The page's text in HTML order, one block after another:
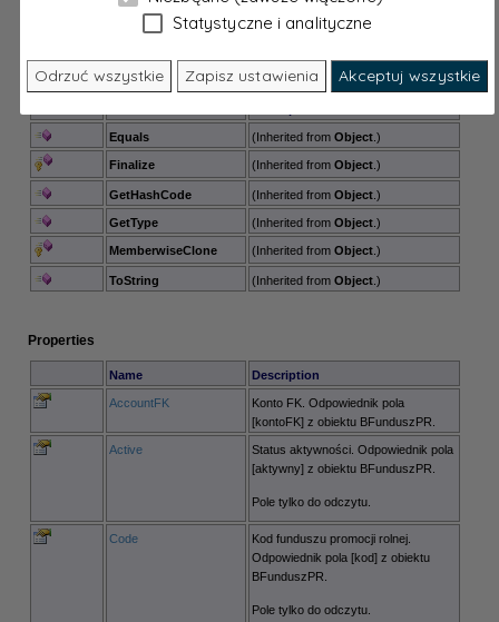
Statystyczne i analityczne
Odrzuć wszystkie Zapisz ustawienia Akceptuj wszystkie